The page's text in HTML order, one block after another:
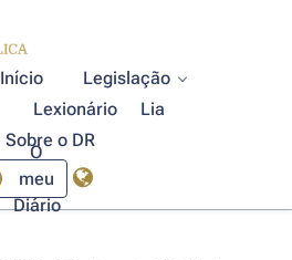
Início
Legislação
Lexionário
Lia
Sobre o DR
O
meu
Diário